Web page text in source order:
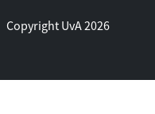
Copyright UvA 2026